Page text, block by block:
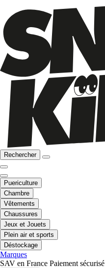
Rechercher
Puericulture
Chambre
Vêtements
Chaussures
Jeux et Jouets
Plein air et sports
Déstockage
Marques
SAV en France Paiement sécurisé